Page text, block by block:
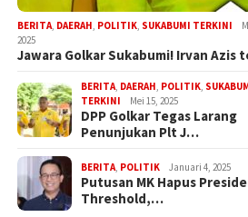
BERITA DAERAH POLITIK SUKABUMI TERKINI
2025
Jawara Golkar Sukabumi! Irvan Azis
BERITA DAERAH POLITIK
TERKINI
Mei 15, 2025
DPP Golkar Tegas Larang
Penunjukan Plt J…
BERITA POLITIK Januari 4, 2025
Putusan MK Hapus
Threshold,…